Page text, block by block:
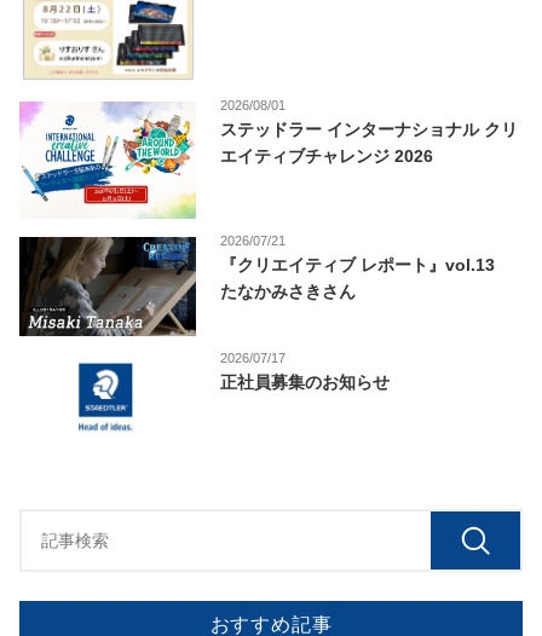
2026/08/01
ステッドラー インターナショナル クリ
エイティブチャレンジ 2026
2026/07/21
『クリエイティブ レポート』vol.13
たなかみさきさん
2026/07/17
正社員募集のお知らせ
おすすめ記事